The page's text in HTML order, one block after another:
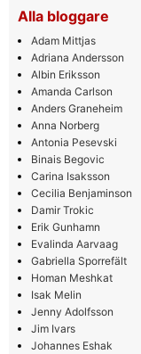
Alla bloggare
Adam Mittjas
Adriana Andersson
Albin Eriksson
Amanda Carlson
Anders Graneheim
Anna Norberg
Antonia Pesevski
Binais Begovic
Carina Isaksson
Cecilia Benjaminson
Damir Trokic
Erik Gunhamn
Evalinda Aarvaag
Gabriella Sporrefält
Homan Meshkat
Isak Melin
Jenny Adolfsson
Jim Ivars
Johannes Eshak